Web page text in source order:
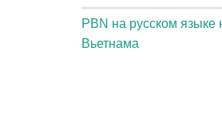
PBN на русском языке
Вьетнама